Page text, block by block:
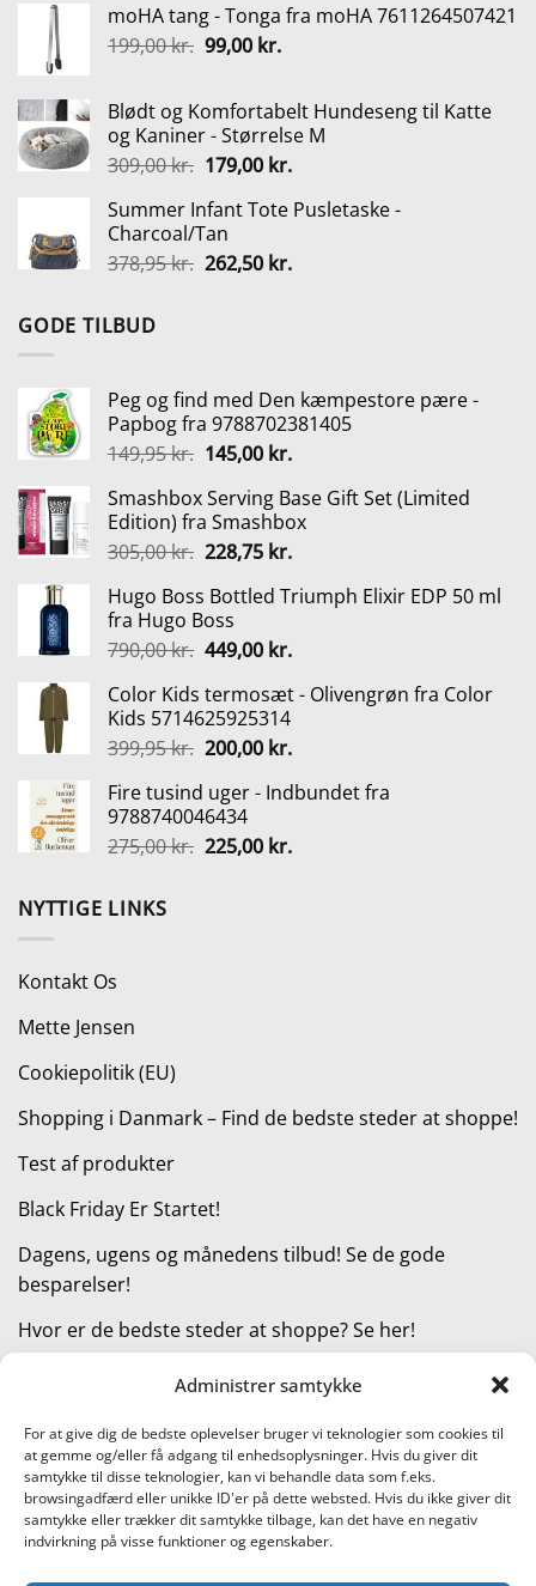
Administrer samtykke
For at give dig de bedste oplevelser bruger vi teknologier som cookies til
at gemme og/eller få adgang til enhedsoplysninger. Hvis du giver dit
samtykke til disse teknologier, kan vi behandle data som f.eks.
browsingadfærd eller unikke ID'er på dette websted. Hvis du ikke giver dit
samtykke eller trækker dit samtykke tilbage, kan det have en negativ
indvirkning på visse funktioner og egenskaber.
pris
var:
pris
moHA tang - Tonga fra moHA 7611264507421
199,00kr. Den
var:
199,00 kr..
99,00 kr.Den
er:
99,00 kr..
Blødt og Komfortabelt Hundeseng til Katte
og Kaniner - Størrelse M
309,00kr. Den
pris
var:
309,00 kr..
179,00 kr.Den
pris
179,00 kr..
Summer Infant Tote Pusletaske -
Charcoal/Tan
378,95kr. Den
262,50 kr.Den
GODE TILBUD
Peg og find med Den kæmpestore pære -
Papbog fra 9788702381405
149,95kr. Den
pris
var:
149,95 kr..
145,00 kr.Den
pris
er:
145,00 kr..
Smashbox Serving Base Gift Set (Limited
Edition) fra Smashbox
305,00kr. Den
pris
var:
305,00 kr..
228,75 kr.Den
pris
228,75 kr..
Hugo Boss Bottled Triumph Elixir EDP 50 ml
fra Hugo Boss
790,00kr. Den
pris
var:
790,00 kr..
449,00 kr.Den
pris
er:
449,00 kr..
Color Kids termosæt - Olivengrøn fra Color
Kids 5714625925314
399,95kr. Den
pris
var:
399,95 kr..
200,00 kr.Den
pris
200,00 kr..
Fire tusind uger - Indbundet fra
9788740046434
275,00kr. Den
225,00 kr.Den
NYTTIGE LINKS
Kontakt Os
Mette Jensen
Cookiepolitik (EU)
Shopping i Danmark – Find de bedste steder at shoppe!
Test af produkter
Black Friday Er Startet!
Dagens, ugens og månedens tilbud! Se de gode
besparelser!
Hvor er de bedste steder at shoppe? Se her!
Kategorier